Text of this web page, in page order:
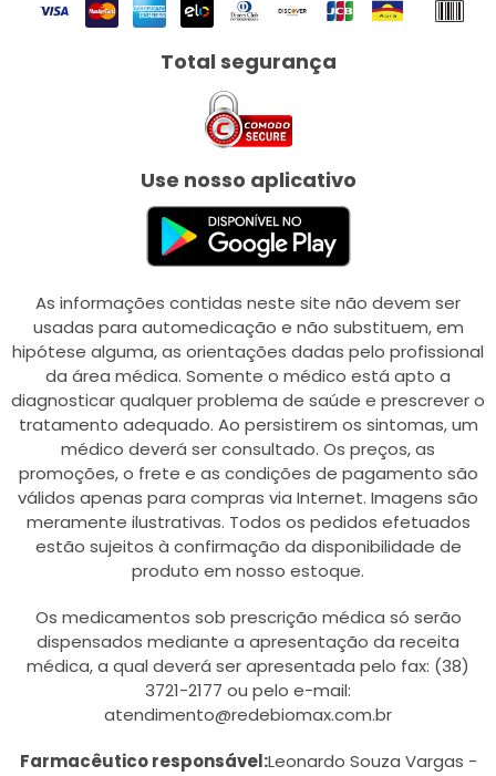
Total segurança
Use nosso aplicativo
As informações contidas neste site não devem ser
usadas para automedicação e não substituem, em
hipótese alguma, as orientações dadas pelo profissional
da área médica. Somente o médico está apto a
diagnosticar qualquer problema de saúde e prescrever o
tratamento adequado. Ao persistirem os sintomas, um
médico deverá ser consultado. Os preços, as
promoções, o frete e as condições de pagamento são
válidos apenas para compras via Internet. Imagens são
meramente ilustrativas. Todos os pedidos efetuados
estão sujeitos à confirmação da disponibilidade de
produto em nosso estoque.
Os medicamentos sob prescrição médica só serão
dispensados mediante a apresentação da receita
médica, a qual deverá ser apresentada pelo fax: (38)
3721-2177 ou pelo e-mail:
atendimento@redebiomax.com.br
Farmacêutico responsável:Leonardo Souza Vargas -